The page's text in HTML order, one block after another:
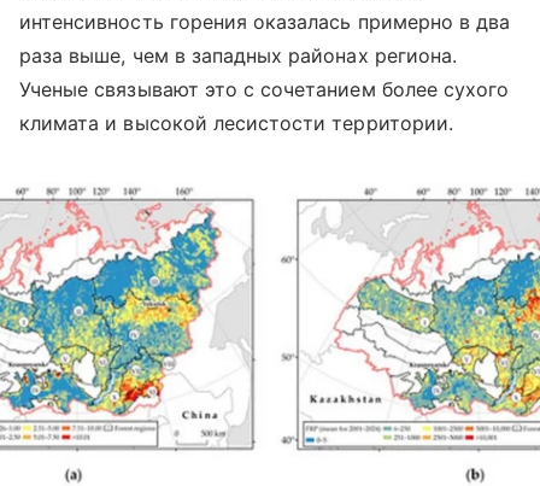
интенсивность горения оказалась примерно в два
раза выше, чем в западных районах региона.
Ученые связывают это с сочетанием более сухого
климата и высокой лесистости территории.